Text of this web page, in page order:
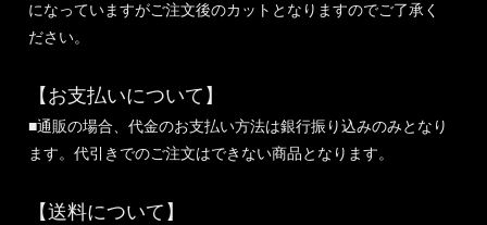
になっていますがご注文後のカットとなりますのでご了承く
ださい。
【お支払いについて】
■通販の場合、代金のお支払い方法は銀行振り込みのみとなり
ます。代引きでのご注文はできない商品となります。
【送料について】